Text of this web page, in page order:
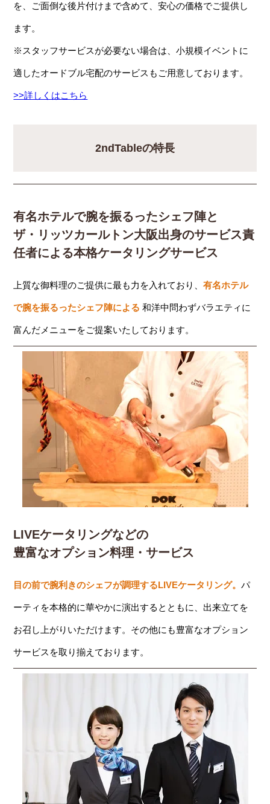
を、ご面倒な後片付けまで含めて、安心の価格でご提供し
ます。
※スタッフサービスが必要ない場合は、小規模イベントに
適したオードブル宅配のサービスもご用意しております。
>>詳しくはこちら
2ndTableの特長
有名ホテルで腕を振るったシェフ陣と
ザ・リッツカールトン大阪出身のサービス責
任者による本格ケータリングサービス
上質な御料理のご提供に最も力を入れており、有名ホテル
で腕を振るったシェフ陣による 和洋中問わずバラエティに
富んだメニューをご提案いたしております。
LIVEケータリングなどの
豊富なオプション料理・サービス
目の前で腕利きのシェフが調理するLIVEケータリング。パ
ーティを本格的に華やかに演出するとともに、出来立てを
お召し上がりいただけます。その他にも豊富なオプション
サービスを取り揃えております。